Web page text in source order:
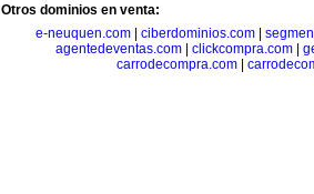
Otros dominios en venta:
e-neuquen.com
ciberdominios.com
agentedeventas.com| clickcompra.com|
carrodecompra.com|